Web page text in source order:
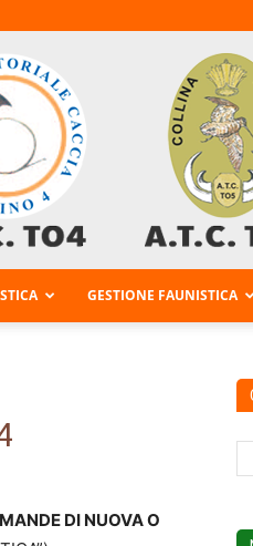
AtcTo
GESTIONE FAUNISTICA
DI NUOVA O